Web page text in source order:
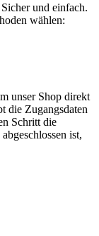
und einfach.
wählen:
unser Shop direkt
die Zugangsdaten
Schritt die
ist,